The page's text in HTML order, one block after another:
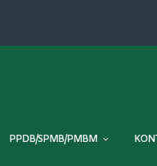
PPDB/SPMB/PMBM